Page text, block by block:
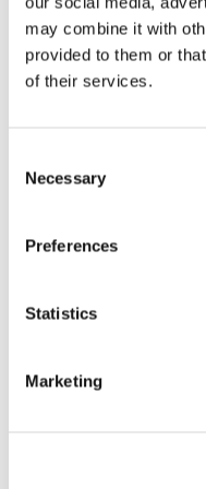
may combine it with
provided to them or
of their services.
Selection
Necessary
Preferences
Statistics
Marketing
€ 3,50
Meer van